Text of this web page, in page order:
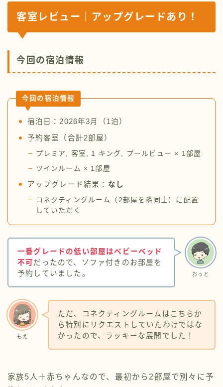
客室レビュー｜アップグレードあり！
今回の宿泊情報
今回の宿泊情報
宿泊日：2026年3月（1泊）
予約客室（合計2部屋）
プレミア, 客室, 1 キング, プールビュー × 1部屋
ツインルーム × 1部屋
アップグレード結果： なし
コネクティングルーム（2部屋を隣同士）に配置
していただく
おっと
一番グレードの低い部屋はベビーベッド
不可だったので、ソファ付きのお部屋を
予約していました。
もえ
ただ、コネクティングルームはこちらか
ら特別にリクエストしていたわけではな
かったので、ラッキーな展開でした！
家族5人＋赤ちゃんなので、最初から2部屋で別々に予